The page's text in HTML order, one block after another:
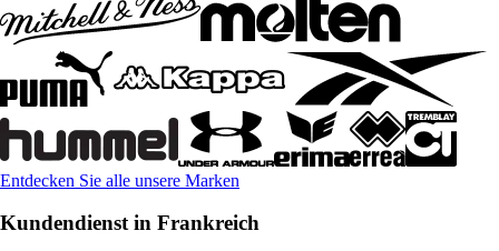
Entdecken Sie alle unsere Marken
Kundendienst in Frankreich